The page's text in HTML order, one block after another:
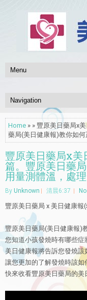
Home » » 豐原美日藥局x
藥局(美日健康報)教你如
豐原美日藥局x美
篇。豐原美日藥
用量測體溫，處
By Unknown 清晨6:37
豐原美日藥局 x 美日健康
豐原美日藥局(美日健康報)
您知道小孩發燒時有哪些症
美日健康報將告訴您發燒
讓您更加的了解發燒時該如
快來收看豐原美日藥局的美